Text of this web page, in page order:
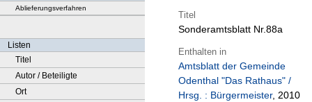
Ablieferungsverfahren
Listen
Titel
Autor / Beteiligte
Ort
Titel
Sonderamtsblatt Nr.88a
Enthalten in
Amtsblatt der Gemeinde
Odenthal "Das Rathaus" /
Hrsg. : Bürgermeister, 2010